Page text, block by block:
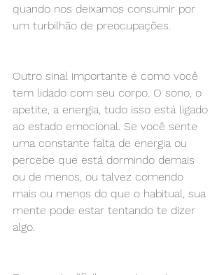
quando nos deixamos consumir por
um turbilhão de preocupações.
Outro sinal importante é como você
tem lidado com seu corpo. O sono, o
apetite, a energia, tudo isso está ligado
ao estado emocional. Se você sente
uma constante falta de energia ou
percebe que está dormindo demais
ou de menos, ou talvez comendo
mais ou menos do que o habitual, sua
mente pode estar tentando te dizer
algo.